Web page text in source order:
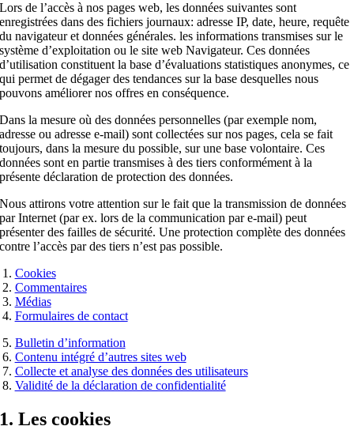
Lors de l’accès à nos pages web, les données suivantes sont
enregistrées dans des fichiers journaux: adresse IP, date, heure, requête
du navigateur et données générales. les informations transmises sur le
système d’exploitation ou le site web Navigateur. Ces données
d’utilisation constituent la base d’évaluations statistiques anonymes, ce
qui permet de dégager des tendances sur la base desquelles nous
pouvons améliorer nos offres en conséquence.
Dans la mesure où des données personnelles (par exemple nom,
adresse ou adresse e-mail) sont collectées sur nos pages, cela se fait
toujours, dans la mesure du possible, sur une base volontaire. Ces
données sont en partie transmises à des tiers conformément à la
présente déclaration de protection des données.
Nous attirons votre attention sur le fait que la transmission de données
par Internet (par ex. lors de la communication par e-mail) peut
présenter des failles de sécurité. Une protection complète des données
contre l’accès par des tiers n’est pas possible.
Cookies
Commentaires
Médias
Formulaires de contact
Bulletin d’information
Contenu intégré d’autres sites web
Collecte et analyse des données des utilisateurs
Validité de la déclaration de confidentialité
1. Les cookies